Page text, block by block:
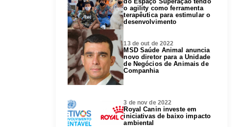
o agility como ferramenta
terapêutica para estimular o
desenvolvimento
13 de out de 2022
MSD Saúde Animal anuncia
novo diretor para a Unidade
de Negócios de Animais de
Companhia
3 de nov de 2022
Royal Canin investe em
iniciativas de baixo impacto
ambiental